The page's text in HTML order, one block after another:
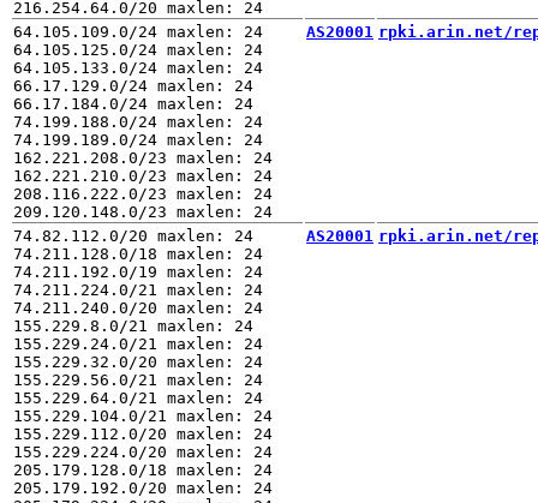
64.105.109.0/24 maxlen: 24
64.105.125.0/24 maxlen: 24
64.105.133.0/24 maxlen: 24
66.17.129.0/24 maxlen: 24
66.17.184.0/24 maxlen: 24
74.199.188.0/24 maxlen: 24
74.199.189.0/24 maxlen: 24
162.221.208.0/23 maxlen: 24
162.221.210.0/23 maxlen: 24
208.116.222.0/23 maxlen: 24
AS20001 rpki.arin.net/
74.82.112.0/20 maxlen: 24
74.211.128.0/18 maxlen: 24
74.211.192.0/19 maxlen: 24
74.211.224.0/21 maxlen: 24
74.211.240.0/20 maxlen: 24
155.229.8.0/21 maxlen: 24
155.229.24.0/21 maxlen: 24
155.229.32.0/20 maxlen: 24
155.229.56.0/21 maxlen: 24
155.229.64.0/21 maxlen: 24
155.229.104.0/21 maxlen: 24
155.229.112.0/20 maxlen: 24
155.229.224.0/20 maxlen: 24
205.179.128.0/18 maxlen: 24
205.179.192.0/20 maxlen: 24
AS20001 rpki.arin.net/